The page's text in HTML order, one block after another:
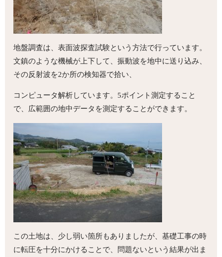
地盤調査は、表面波探査試験という方法で行っています。
文鎮のような機械が上下して、振動波を地中に送り込み、
その反射波を2か所の検知器で拾い、
コンピュータ解析しています。5ポイント測定すること
で、広範囲の地中データを測定することができます。
この土地は、少し弱い箇所もありましたが、基礎工事の時
に転圧を十分にかけることで、問題ないという結果が出ま